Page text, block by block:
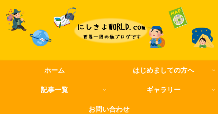
ホーム はじめましての方へ
記事一覧 ギャラリー
お問い合わせ